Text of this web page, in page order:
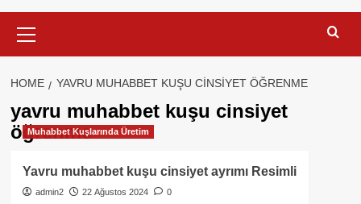
Menu
HOME YAVRU MUHABBET KUŞU CINSIYET ÖĞRENME
yavru muhabbet kuşu cinsiyet
öğrenme
Muhabbet Kuşlarında Üretim
Yavru muhabbet kuşu cinsiyet ayrımı Resimli
admin2 22 Ağustos 2024 0